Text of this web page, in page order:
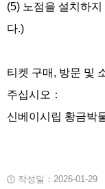
(5) 노점을 설치하
다.)
티켓 구매, 방문 및
주십시오：
신베이시립 황금박
작성일：2026-01-29